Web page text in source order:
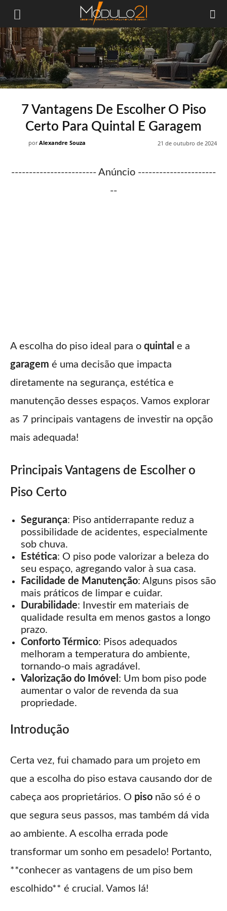
Módulo21
7 Vantagens De Escolher O Piso
Certo Para Quintal E Garagem
21 de outubro de 2024
por Alexandre Souza
------------------------ Anúncio ----------------------
--
A escolha do piso ideal para o quintal e a
garagem é uma decisão que impacta
diretamente na segurança, estética e
manutenção desses espaços. Vamos explorar
as 7 principais vantagens de investir na opção
mais adequada!
Principais Vantagens de Escolher o
Piso Certo
Segurança: Piso antiderrapante reduz a
possibilidade de acidentes, especialmente
sob chuva.
Estética: O piso pode valorizar a beleza do
seu espaço, agregando valor à sua casa.
Facilidade de Manutenção: Alguns pisos são
mais práticos de limpar e cuidar.
Durabilidade: Investir em materiais de
qualidade resulta em menos gastos a longo
prazo.
Conforto Térmico: Pisos adequados
melhoram a temperatura do ambiente,
tornando-o mais agradável.
Valorização do Imóvel : Um bom piso pode
aumentar o valor de revenda da sua
propriedade.
Introdução
Certa vez, fui chamado para um projeto em
que a escolha do piso estava causando dor de
cabeça aos proprietários. O piso não só é o
que segura seus passos, mas também dá vida
ao ambiente. A escolha errada pode
transformar um sonho em pesadelo! Portanto,
**conhecer as vantagens de um piso bem
escolhido** é crucial. Vamos lá!